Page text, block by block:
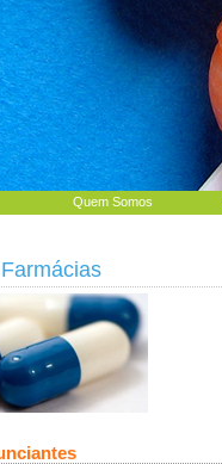
Quem Somos